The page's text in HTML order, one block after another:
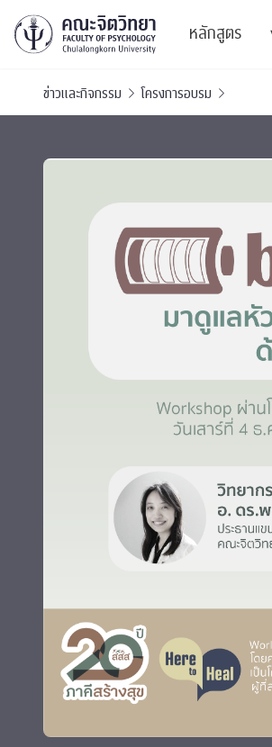
หลักสูตร
ปริญ
หลั
นิสิต
ข่าวและกิจกรรม โครงการอบรม